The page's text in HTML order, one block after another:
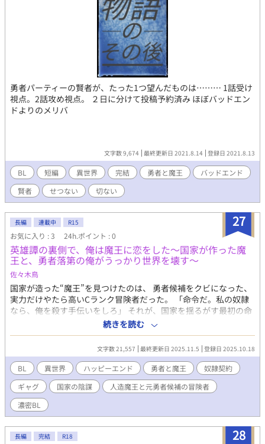
勇者パーティーの賢者が、たった1つ望んだものは……… 1話受け
視点。2話攻め視点。 ２日に分けて投稿予約済み ほぼバッドエン
ドよりのメリバ
文字数 9,674 最終更新日 2021.8.14 登録日 2021.8.13
BL 短編 異世界 完結 勇者と魔王
バッドエンド
賢者
せつない 切ない
27
長編 連載中 R15
お気に入り : 3 24h.ポイント : 0
英雄譚の裏側で、俺は魔王に恋をした～国家が作った魔
王と、勇者落第の俺がうっかり世界を壊す～
佐々木鳥
国家が造った“魔王”を見つけたのは、 勇者候補をクビになった、
実力だけやたら高いCランク冒険者だった。 「命令だ。私の奴隷
なら、俺を殺す手伝いをしろ」 それが、国家を揺るがす最初の命
令になるとも知らずに―― 「いきなり何言ってんだよ!? 飯食っ
てる最中なんだが？！」 魔王の奴隷となった冒険者は、いつしか
世界の“英雄譚”を裏返していく。 勇者落第冒険者 × 人造魔王。
――死体から始まる冗談みたいな出会いが、 やがて誰も知らな
い“英雄譚の裏側”になる。 滅びと救いの狭間で、二人が紡ぐの
は、笑って泣けるブロマンスファンタジー。
続きを読む
文字数 21,557 最終更新日 2025.11.5 登録日 2025.10.18
BL 異世界 ハッピーエンド 勇者と魔王
奴隷契約
ギャグ
国家の陰謀
人造魔王と元勇者候補の冒険者
濃密BL
28
長編 完結 R18